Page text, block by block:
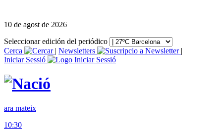
10 de agost de 2026
Seleccionar edición del periódico
Cerca
| Newsletters
|
Iniciar Sessió
ara mateix
10:30